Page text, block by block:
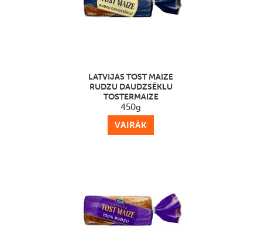
LATVIJAS TOST MAIZE
RUDZU DAUDZSĒKLU
TOSTERMAIZE
450g
VAIRĀK